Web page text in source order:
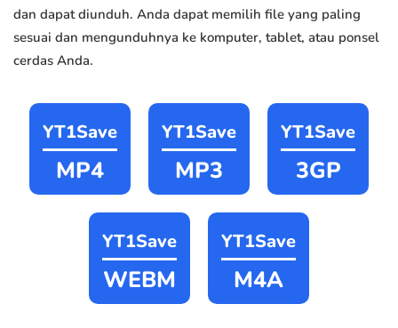
dan dapat diunduh. Anda dapat memilih file yang paling
sesuai dan mengunduhnya ke komputer, tablet, atau ponsel
cerdas Anda.
YT1Save
MP4
YT1Save
MP3
YT1Save
3GP
YT1Save
WEBM
YT1Save
M4A